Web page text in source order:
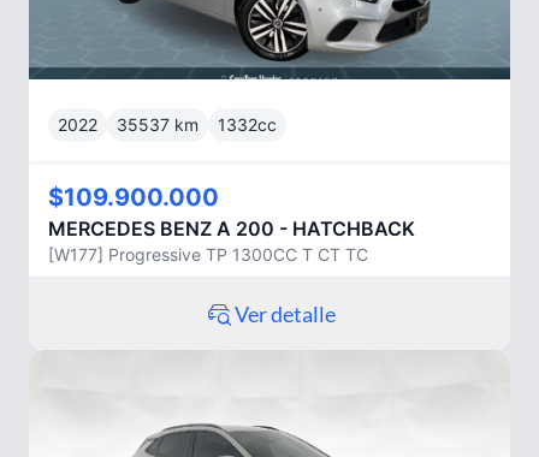
2022 35537 km 1332cc
$109.900.000
MERCEDES BENZ A 200 - HATCHBACK
[W177] Progressive TP 1300CC T CT TC
Ver detalle